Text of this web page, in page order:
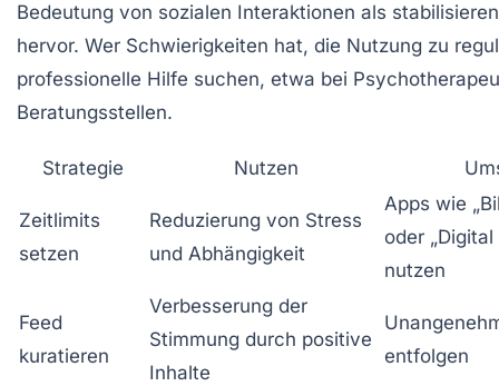
Bedeutung von sozialen Interaktionen als
hervor. Wer Schwierigkeiten hat, die Nutzung zu
professionelle Hilfe suchen, etwa bei
Beratungsstellen.
Strategie Nutzen
Zeitlimits
setzen
Reduzierung von Stress
und Abhängigkeit
Apps wie
oder „Digital
nutzen
Feed
kuratieren
Verbesserung der
Stimmung durch positive
Inhalte
entfolgen